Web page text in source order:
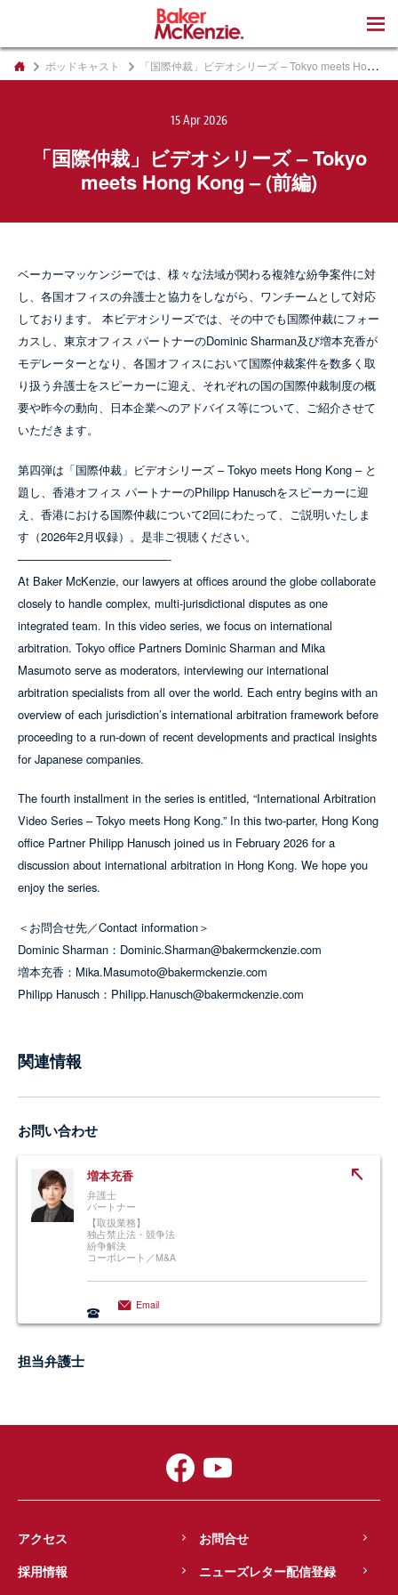
ポッドキャスト 「国際仲裁」ビデオシリーズ – Tokyo meets Hong Kong – (前編)
15 Apr 2026
「国際仲裁」ビデオシリーズ – Tokyo
meets Hong Kong – (前編)
ベーカーマッケンジーでは、様々な法域が関わる複雑な紛争案件に対
し、各国オフィスの弁護士と協力をしながら、ワンチームとして対応
しております。 本ビデオシリーズでは、その中でも国際仲裁にフォー
カスし、東京オフィス パートナーのDominic Sharman及び増本充香が
モデレーターとなり、各国オフィスにおいて国際仲裁案件を数多く取
り扱う弁護士をスピーカーに迎え、それぞれの国の国際仲裁制度の概
要や昨今の動向、日本企業へのアドバイス等について、ご紹介させて
いただきます。
第四弾は「国際仲裁」ビデオシリーズ – Tokyo meets Hong Kong – と
題し、香港オフィス パートナーのPhilipp Hanuschをスピーカーに迎
え、香港における国際仲裁について2回にわたって、ご説明いたしま
す（2026年2月収録）。是非ご視聴ください。
—————————————-
At Baker McKenzie, our lawyers at offices around the globe collaborate
closely to handle complex, multi-jurisdictional disputes as one
integrated team. In this video series, we focus on international
arbitration. Tokyo office Partners Dominic Sharman and Mika
Masumoto serve as moderators, interviewing our international
arbitration specialists from all over the world. Each entry begins with an
overview of each jurisdiction’s international arbitration framework before
proceeding to a run-down of recent developments and practical insights
for Japanese companies.
The fourth installment in the series is entitled, “International Arbitration
Video Series – Tokyo meets Hong Kong.” In this two-parter, Hong Kong
office Partner Philipp Hanusch joined us in February 2026 for a
discussion about international arbitration in Hong Kong. We hope you
enjoy the series.
＜お問合せ先／Contact information＞
Dominic Sharman：Dominic.Sharman@bakermckenzie.com
増本充香：Mika.Masumoto@bakermckenzie.com
Philipp Hanusch：Philipp.Hanusch@bakermckenzie.com
関連情報
お問い合わせ
増本充香
弁護士
パートナー
【取扱業務】
独占禁止法・競争法
紛争解決
コーポレート／M&A
Email
担当弁護士
アクセス
お問合せ
採用情報
ニューズレター配信登録